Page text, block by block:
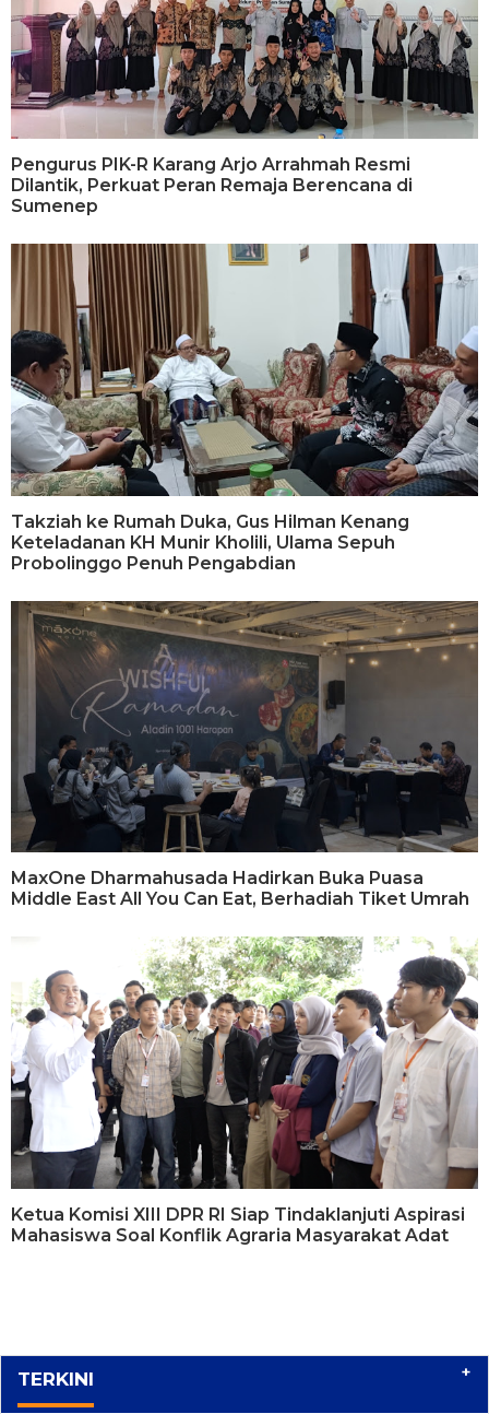
Pengurus PIK-R Karang Arjo Arrahmah Resmi
Dilantik, Perkuat Peran Remaja Berencana di
Sumenep
Takziah ke Rumah Duka, Gus Hilman Kenang
Keteladanan KH Munir Kholili, Ulama Sepuh
Probolinggo Penuh Pengabdian
MaxOne Dharmahusada Hadirkan Buka Puasa
Middle East All You Can Eat, Berhadiah Tiket Umrah
Ketua Komisi XIII DPR RI Siap Tindaklanjuti Aspirasi
Mahasiswa Soal Konflik Agraria Masyarakat Adat
TERKINI +